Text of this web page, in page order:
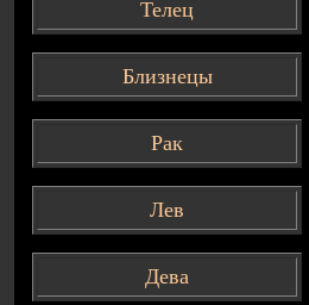
Телец
Близнецы
Рак
Лев
Дева